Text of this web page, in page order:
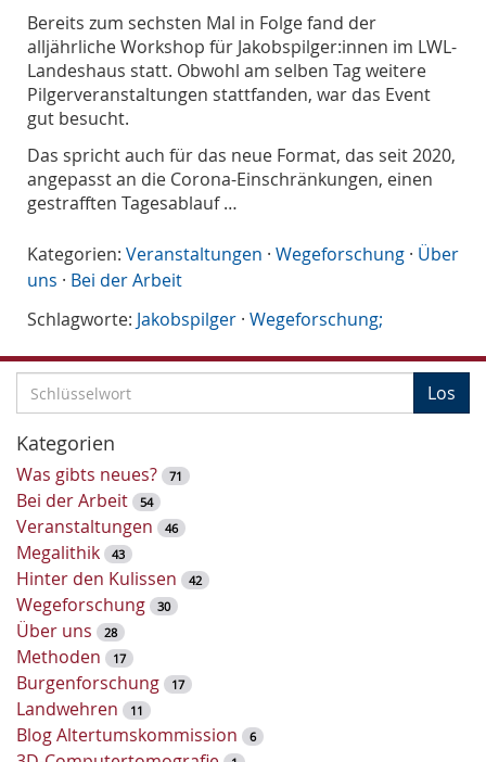
Bereits zum sechsten Mal in Folge fand der
alljährliche Workshop für Jakobspilger:innen im LWL-
Landeshaus statt. Obwohl am selben Tag weitere
Pilgerveranstaltungen stattfanden, war das Event
gut besucht.
Das spricht auch für das neue Format, das seit 2020,
angepasst an die Corona-Einschränkungen, einen
gestrafften Tagesablauf …
Kategorien: Veranstaltungen · Wegeforschung · Über
uns · Bei der Arbeit
Schlagworte: Jakobspilger · Wegeforschung;
c
h
l
ü
s
s
e
l
w
o
r
t
-
S
Los
Kategorien
Was gibts neues? 71
Bei der Arbeit 54
Veranstaltungen 46
Megalithik 43
Hinter den Kulissen 42
Wegeforschung 30
Über uns 28
Methoden 17
Burgenforschung 17
Landwehren 11
Blog Altertumskommission 6